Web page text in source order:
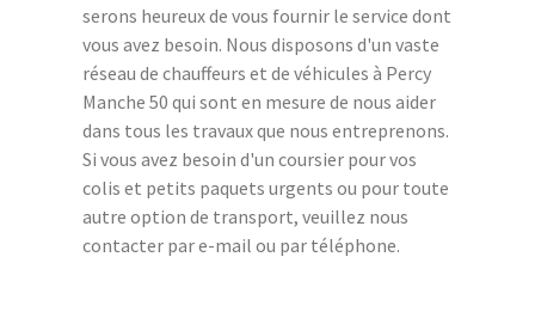
serons heureux de vous fournir le service dont
vous avez besoin. Nous disposons d'un vaste
réseau de chauffeurs et de véhicules à Percy
Manche 50 qui sont en mesure de nous aider
dans tous les travaux que nous entreprenons.
Si vous avez besoin d'un coursier pour vos
colis et petits paquets urgents ou pour toute
autre option de transport, veuillez nous
contacter par e-mail ou par téléphone.